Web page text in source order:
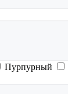
Пурпурный